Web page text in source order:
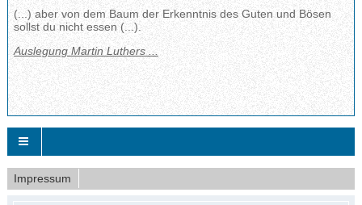
(...) aber von dem Baum der Erkenntnis des Guten und Bösen
sollst du nicht essen (...).
Auslegung Martin Luthers ...
Impressum